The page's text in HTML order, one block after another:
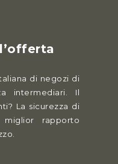
di negozi di
intermediari. Il
La sicurezza di
rapporto